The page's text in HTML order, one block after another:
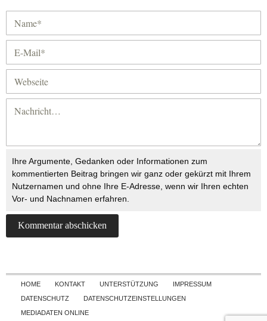
Ihre Argumente, Gedanken oder Informationen zum
kommentierten Beitrag bringen wir ganz oder gekürzt mit Ihrem
Nutzernamen und ohne Ihre E-Adresse, wenn wir Ihren echten
Vor- und Nachnamen erfahren.
Skip to content
HOME KONTAKT UNTERSTÜTZUNG
IMPRESSUM
DATENSCHUTZ
DATENSCHUTZEINSTELLUNGEN
MEDIADATEN ONLINE